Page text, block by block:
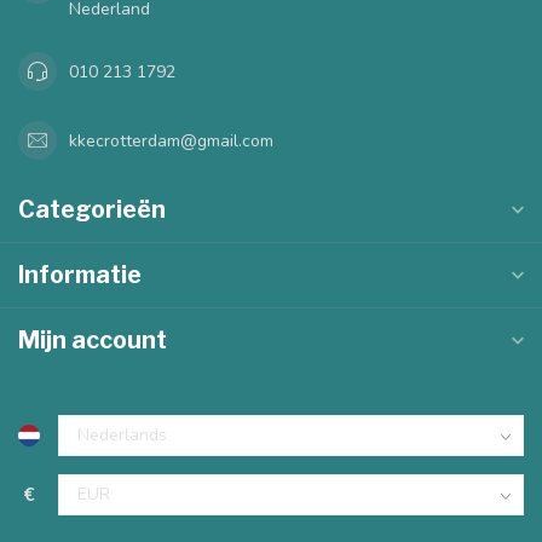
Nederland
010 213 1792
kkecrotterdam@gmail.com
Categorieën
Informatie
Mijn account
€